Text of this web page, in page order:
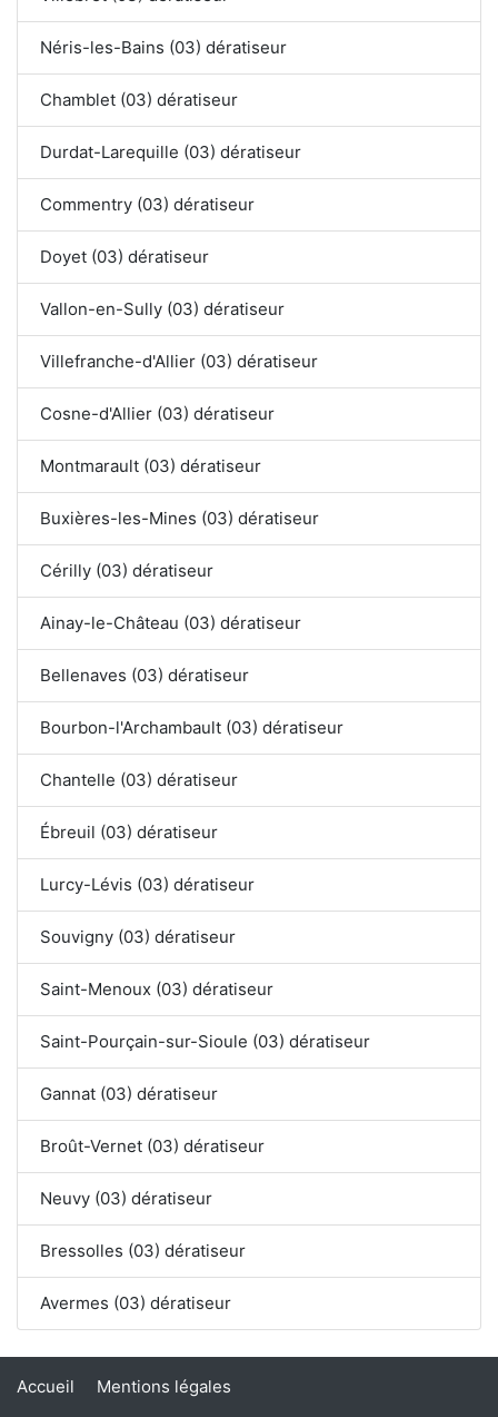
Néris-les-Bains (03) dératiseur
Chamblet (03) dératiseur
Durdat-Larequille (03) dératiseur
Commentry (03) dératiseur
Doyet (03) dératiseur
Vallon-en-Sully (03) dératiseur
Villefranche-d'Allier (03) dératiseur
Cosne-d'Allier (03) dératiseur
Montmarault (03) dératiseur
Buxières-les-Mines (03) dératiseur
Cérilly (03) dératiseur
Ainay-le-Château (03) dératiseur
Bellenaves (03) dératiseur
Bourbon-l'Archambault (03) dératiseur
Chantelle (03) dératiseur
Ébreuil (03) dératiseur
Lurcy-Lévis (03) dératiseur
Souvigny (03) dératiseur
Saint-Menoux (03) dératiseur
Saint-Pourçain-sur-Sioule (03) dératiseur
Gannat (03) dératiseur
Broût-Vernet (03) dératiseur
Neuvy (03) dératiseur
Bressolles (03) dératiseur
Avermes (03) dératiseur
Accueil Mentions légales